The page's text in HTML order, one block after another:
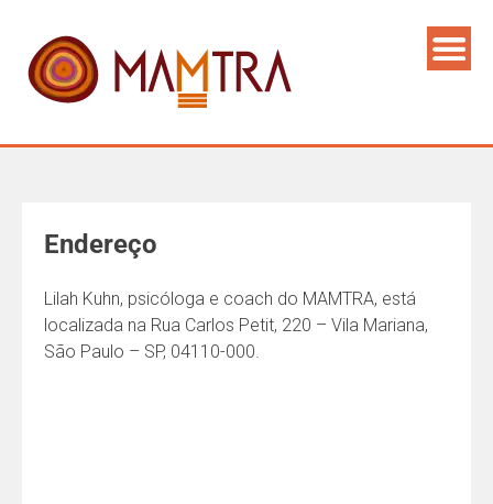
Endereço
Lilah Kuhn, psicóloga e coach do MAMTRA, está
localizada na Rua Carlos Petit, 220 – Vila Mariana,
São Paulo – SP, 04110-000.